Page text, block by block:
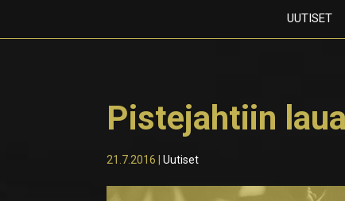
UUTISET
Pistejahtiin
21.7.2016 |Uutiset